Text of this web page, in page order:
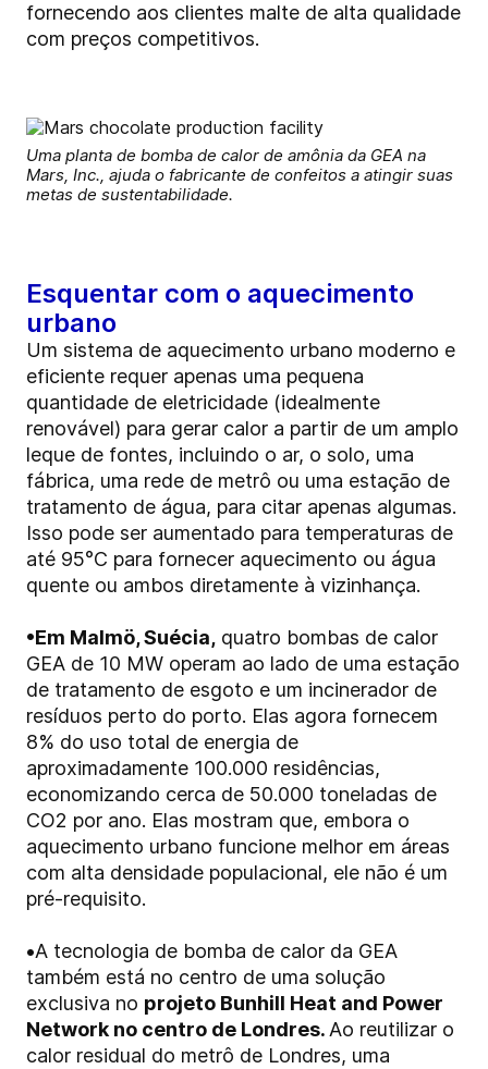
fornecendo aos clientes malte de alta qualidade
com preços competitivos.
Uma planta de bomba de calor de amônia da GEA na
Mars, Inc., ajuda o fabricante de confeitos a atingir suas
metas de sustentabilidade.
Esquentar com o aquecimento
urbano
Um sistema de aquecimento urbano moderno e
eficiente requer apenas uma pequena
quantidade de eletricidade (idealmente
renovável) para gerar calor a partir de um amplo
leque de fontes, incluindo o ar, o solo, uma
fábrica, uma rede de metrô ou uma estação de
tratamento de água, para citar apenas algumas.
Isso pode ser aumentado para temperaturas de
até 95°C para fornecer aquecimento ou água
quente ou ambos diretamente à vizinhança.
•Em Malmö, Suécia, quatro bombas de calor
GEA de 10 MW operam ao lado de uma estação
de tratamento de esgoto e um incinerador de
resíduos perto do porto. Elas agora fornecem
8% do uso total de energia de
aproximadamente 100.000 residências,
economizando cerca de 50.000 toneladas de
CO2 por ano. Elas mostram que, embora o
aquecimento urbano funcione melhor em áreas
com alta densidade populacional, ele não é um
pré-requisito.
•A tecnologia de bomba de calor da GEA
também está no centro de uma solução
exclusiva no projeto Bunhill Heat and Power
Network no centro de Londres. Ao reutilizar o
calor residual do metrô de Londres, uma